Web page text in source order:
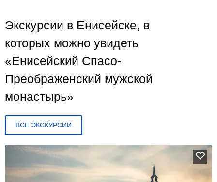
Экскурсии в Енисейске, в
которых можно увидеть
«Енисейский Спасо-
Преображенский мужской
монастырь»
ВСЕ ЭКСКУРСИИ